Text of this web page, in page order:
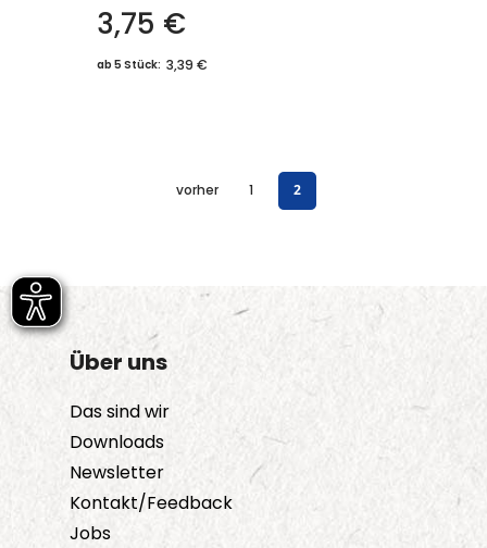
3,75 €
ab 5 Stück: 3,39 €
vorher 1 2
Über uns
Das sind wir
Downloads
Newsletter
Kontakt/Feedback
Jobs